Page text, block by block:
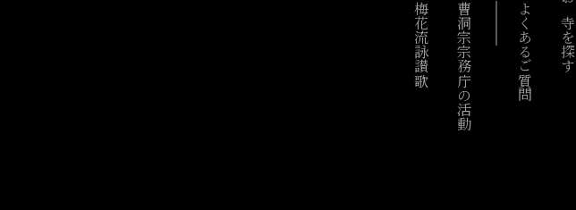
梅花流詠讃歌 曹洞宗宗務庁の活動 よくあるご質問 お寺を探す